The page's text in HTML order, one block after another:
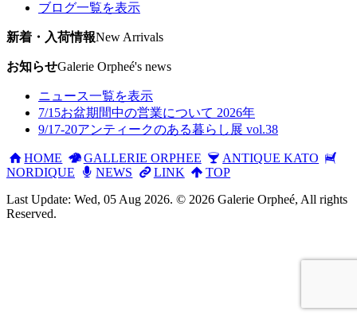
ブログ一覧を表示
新着・入荷情報New Arrivals
お知らせGalerie Orpheé's news
ニュース一覧を表示
7/15お盆期間中の営業について 2026年
9/17-20アンティークのある暮らし展 vol.38
HOME GALLERIE ORPHEE
ANTIQUE KATO
NORDIQUE
NEWS LINK
TOP
Last Update: Wed, 05 Aug 2026. © 2026 Galerie Orpheé, All rights
Reserved.